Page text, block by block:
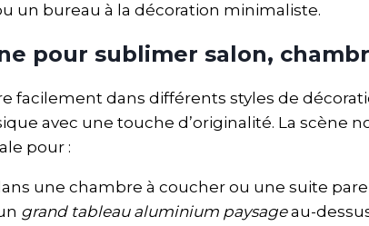
un bureau à la décoration minimaliste.
pour sublimer salon,
facilement dans différents styles de
avec une touche d’originalité. La scène
pour :
une chambre à coucher ou une suite
grand tableau aluminium paysageau-